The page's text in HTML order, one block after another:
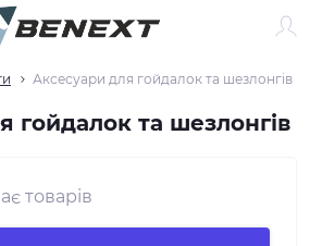
Аксесуари для гойдалок та шезлонгів
гойдалок та шезлонгів
товарів